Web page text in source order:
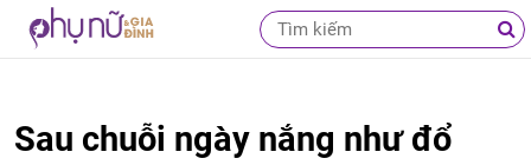
Sau chuỗi ngày nắng như đổ